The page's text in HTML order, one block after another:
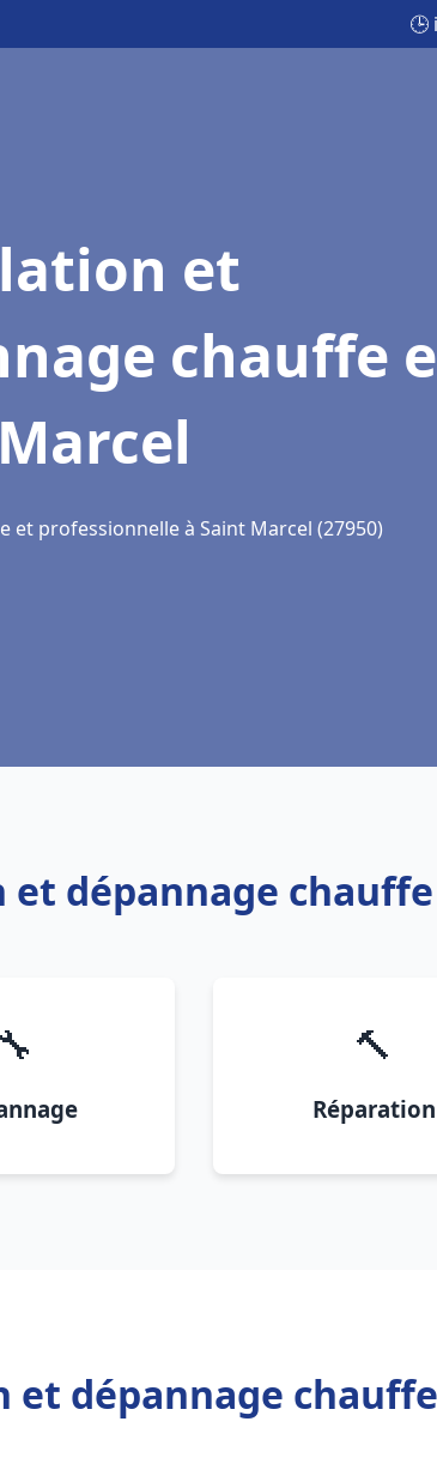
🕒
et
chauffe
et professionnelle à Saint Marcel (27950)
dépannage
🔧 🔨
Réparation
dépannage